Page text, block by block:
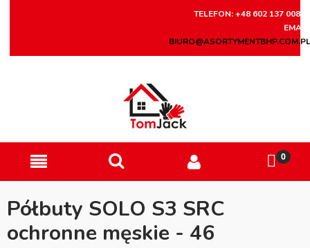
TELEFON: +48 602 137 008
EMAIL:
BIURO@ASORTYMENTBHP.COM.PL
Półbuty SOLO S3 SRC
ochronne męskie - 46